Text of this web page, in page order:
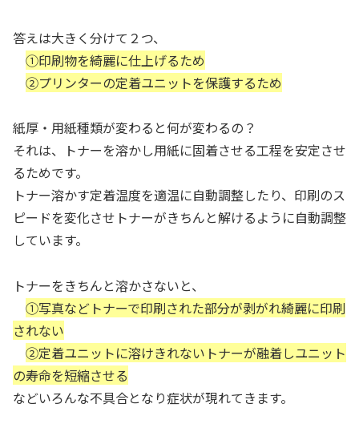
答えは大きく分けて２つ、
①印刷物を綺麗に仕上げるため
②プリンターの定着ユニットを保護するため
紙厚・用紙種類が変わると何が変わるの？
それは、トナーを溶かし用紙に固着させる工程を安定させ
るためです。
トナー溶かす定着温度を適温に自動調整したり、印刷のス
ピードを変化させトナーがきちんと解けるように自動調整
しています。
トナーをきちんと溶かさないと、
①写真などトナーで印刷された部分が剥がれ綺麗に印刷
されない
②定着ユニットに溶けきれないトナーが融着しユニット
の寿命を短縮させる
などいろんな不具合となり症状が現れてきます。